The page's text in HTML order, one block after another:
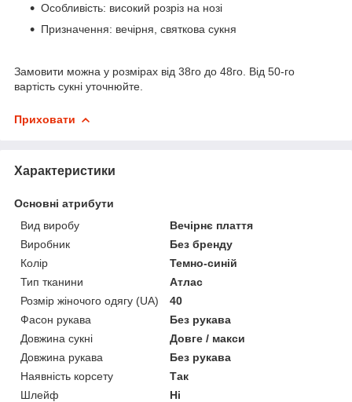
Особливість: високий розріз на нозі
Призначення: вечірня, святкова сукня
Замовити можна у розмірах від 38го до 48го. Від 50-го
вартість сукні уточнюйте.
Приховати
Характеристики
Основні атрибути
Вид виробу
Вечірнє плаття
Виробник
Без бренду
Колір
Темно-синій
Тип тканини
Атлас
Розмір жіночого одягу (UA)
40
Фасон рукава
Без рукава
Довжина сукні
Довге / макси
Довжина рукава
Без рукава
Наявність корсету
Так
Шлейф
Ні